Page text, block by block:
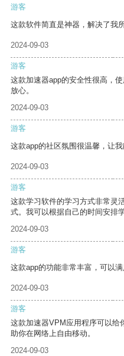
游客
这款软件简直是神器，解决了我
2024-09-03
游客
这款加速器app的安全性很高，
放心。
2024-09-03
游客
这款app的社区氛围很温馨，让我
2024-09-03
游客
这款学习软件的学习方式非常灵
式。我可以根据自己的时间安排
2024-09-03
游客
这款app的功能非常丰富，可以满
2024-09-03
游客
这款加速器VPM应用程序可以给
助你在网络上自由移动。
2024-09-03